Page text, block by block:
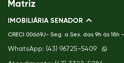
Matriz
IMOBILIÁRIA SENADOR
CRECI 00669J- Seg. a Sex. das 9h às 18h
WhatsApp: (43) 96725-5409